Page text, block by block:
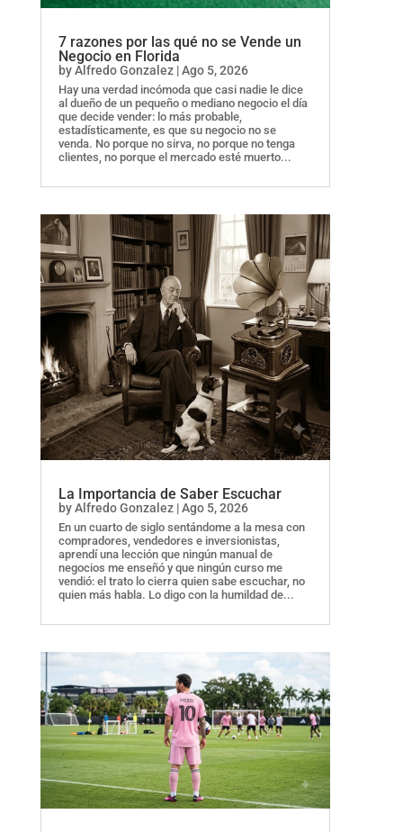
7 razones por las qué no se Vende un
Negocio en Florida
byAlfredo Gonzalez|Ago 5, 2026
Hay una verdad incómoda que casi nadie le dice
al dueño de un pequeño o mediano negocio el día
que decide vender: lo más probable,
estadísticamente, es que su negocio no se
venda. No porque no sirva, no porque no tenga
clientes, no porque el mercado esté muerto...
La Importancia de Saber Escuchar
byAlfredo Gonzalez|Ago 5, 2026
En un cuarto de siglo sentándome a la mesa con
compradores, vendedores e inversionistas,
aprendí una lección que ningún manual de
negocios me enseñó y que ningún curso me
vendió: el trato lo cierra quien sabe escuchar, no
quien más habla. Lo digo con la humildad de...